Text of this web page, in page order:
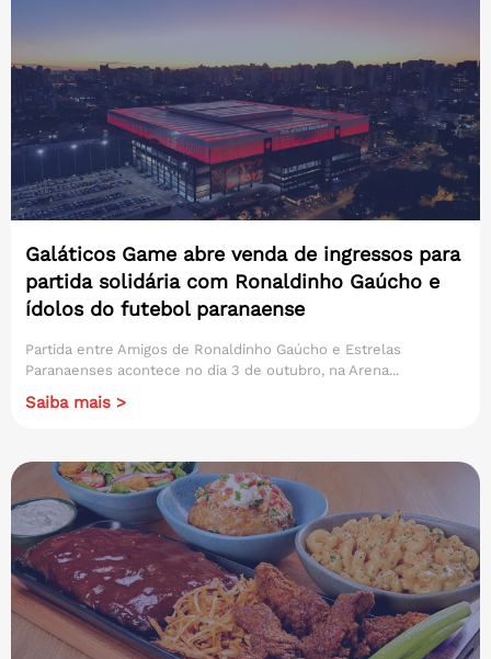
Galáticos Game abre venda de ingressos para
partida solidária com Ronaldinho Gaúcho e
ídolos do futebol paranaense
Partida entre Amigos de Ronaldinho Gaúcho e Estrelas
Paranaenses acontece no dia 3 de outubro, na Arena...
Saiba mais >